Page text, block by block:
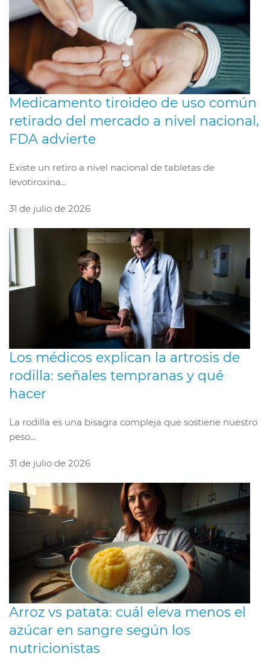
Medicamento tiroideo de uso común
retirado del mercado a nivel nacional,
FDA advierte
Existe un retiro a nivel nacional de tabletas de
levotiroxina...
31 de julio de 2026
Los médicos explican la artrosis de
rodilla: señales tempranas y qué
hacer
La rodilla es una bisagra compleja que sostiene nuestro
peso...
31 de julio de 2026
Arroz vs patata: cuál eleva menos el
azúcar en sangre según los
nutricionistas